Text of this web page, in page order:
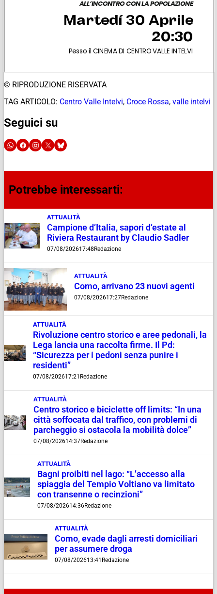
© RIPRODUZIONE RISERVATA
TAG ARTICOLO: Centro Valle Intelvi, Croce Rossa, valle intelvi
Seguici su
Potrebbe interessarti:
ATTUALITÀ
Campione d’Italia, sapori d’estate al
Riviera Restaurant by Claudio Sadler
07/08/202617:48 Redazione
ATTUALITÀ
Como, arrivano 23 nuovi agenti
07/08/202617:27Redazione
ATTUALITÀ
Rivoluzione centro storico e aree pedonali, la
Lega lancia una raccolta firme. Il Pd:
“Sicurezza per i pedoni senza punire i
residenti”
07/08/202617:21 Redazione
ATTUALITÀ
Centro storico e biciclette off limits: “In una
città soffocata dal traffico, con problemi di
parcheggio si ostacola la mobilità dolce”
07/08/202614:37Redazione
ATTUALITÀ
Bagni proibiti nel lago: “L’accesso alla
spiaggia del Tempio Voltiano va limitato
con transenne o recinzioni”
07/08/202614:36Redazione
ATTUALITÀ
Como, evade dagli arresti domiciliari
per assumere droga
07/08/202613:41 Redazione